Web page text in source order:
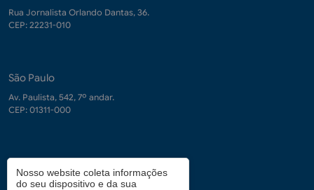
Rua Jornalista Orlando Dantas, 36.
CEP: 22231-010
São Paulo
Av. Paulista, 542, 7º andar.
CEP: 01311-000
Contrate-nos
demanda.conhecimento@fgv.br
Nosso website coleta informações
do seu dispositivo e da sua